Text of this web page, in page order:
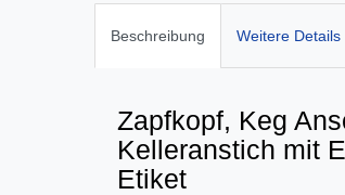
Beschreibung Weitere Details
Zapfkopf, Keg
Kelleranstich mit
Etiket